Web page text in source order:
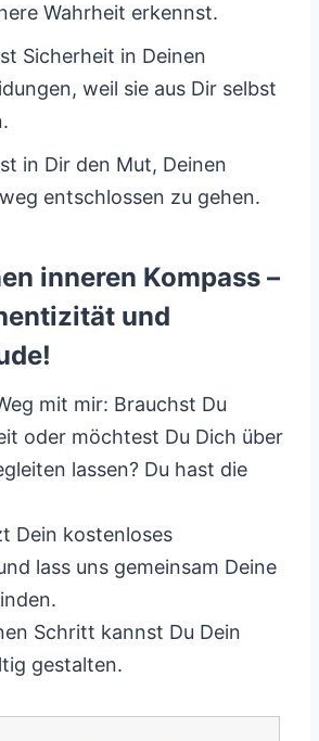
Wahrheit erkennst.
Sicherheit in Deinen
weil sie aus Dir selbst
in Dir den Mut, Deinen
entschlossen zu gehen.
inneren Kompass –
und
mit mir: Brauchst Du
oder möchtest Du Dich über
lassen? Du hast die
Dein kostenloses
lass uns gemeinsam Deine
Schritt kannst Du Dein
gestalten.